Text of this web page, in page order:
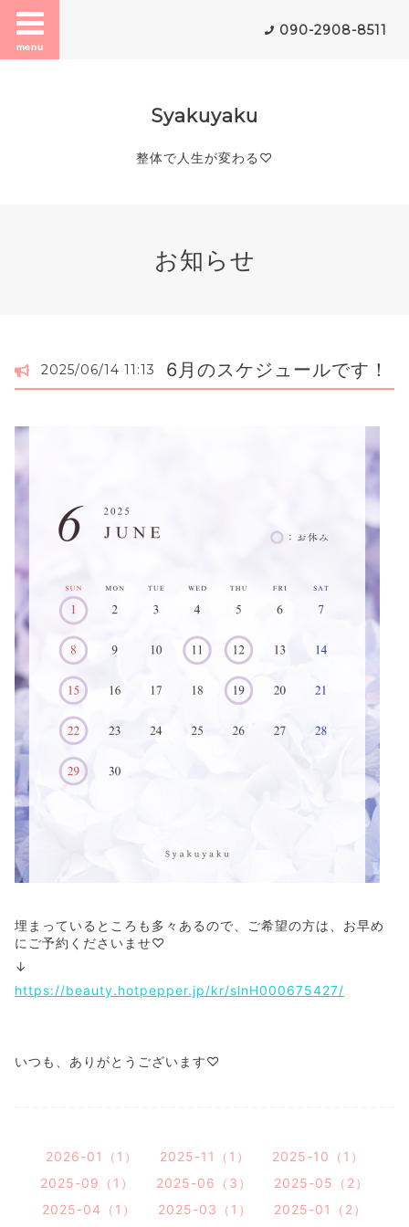
menu
090-2908-8511
Syakuyaku
整体で人生が変わる♡
お知らせ
2025/06/14 11:13 6月のスケジュールです！
埋まっているところも多々あるので、ご希望の方は、お早め
にご予約くださいませ♡
↓
https://beauty.hotpepper.jp/kr/slnH000675427/
いつも、ありがとうございます♡
2026-01（1） 2025-11（1）
2025-10（1）
2025-09（1）
2025-06（3）
2025-05（2）
2025-04（1）
2025-03（1） 2025-01（2）